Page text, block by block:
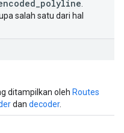
polyline
salah satu dari hal
ditampilkan oleh Routes
dan decoder.